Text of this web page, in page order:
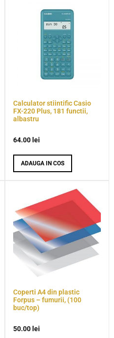
Calculator stiintific Casio
FX-220 Plus, 181 functii,
albastru
64.00 lei
ADAUGA IN COS
Coperti A4 din plastic
Forpus – fumurii, (100
buc/top)
50.00 lei